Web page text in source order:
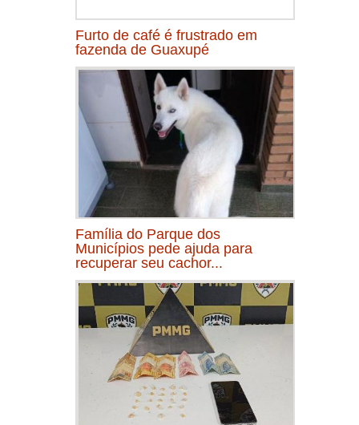
Furto de café é frustrado em
fazenda de Guaxupé
Família do Parque dos
Municípios pede ajuda para
recuperar seu cachor...